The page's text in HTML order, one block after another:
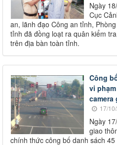
Ngày
Cục
an, lãnh đạo Công an tỉnh,
tỉnh đã đồng loạt ra quân kiểm
trên địa bàn toàn tỉnh.
Công
vi
camera
17/
Ngày
giao
chính thức công bố danh sách